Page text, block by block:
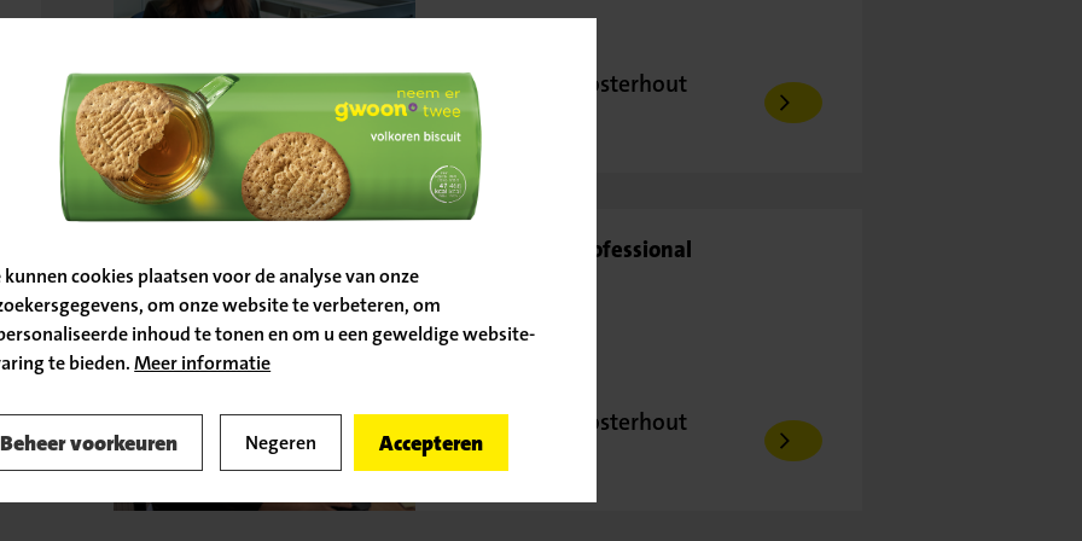
kunnen cookies plaatsen voor de analyse van onze
om onze website te verbeteren, om
inhoud te tonen en om u een geweldige website-
te bieden.Meer informatie
Beheer voorkeuren Negeren Accepteren
Kantoor - Oosterhout
32-40 uur
HR & Payroll Professional
Kantoor - Oosterhout
32-40
Bevestig
je locatie
Ga door naar de vacature
Terug naar
vacatureoverzicht